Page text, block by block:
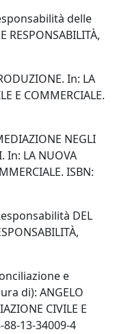
delle
In: LA
E COMMERCIALE.
NEGLI
In: LA NUOVA
ISBN:
DEL
e
di): ANGELO
CIVILE E
88-13-34009-4